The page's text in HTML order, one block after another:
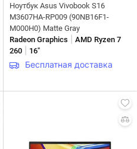
Ноутбук Asus Vivobook S16
M3607HA-RP009 (90NB16F1-
M000H0) Matte Gray
Radeon Graphics
AMD Ryzen 7
260
16"
Бесплатная доставка